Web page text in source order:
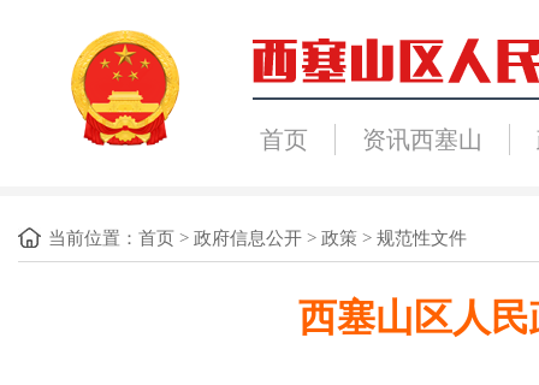
首页 资讯西塞山
当前位置： 首页 > 政府信息公开 > 政策 > 规范性文件
西塞山区人